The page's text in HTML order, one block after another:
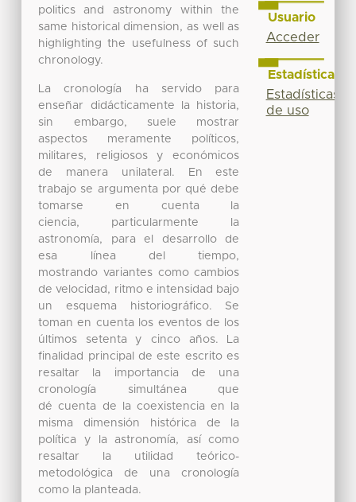
politics and astronomy within the
same historical dimension, as well as
highlighting the usefulness of such
chronology.
La cronología ha servido para
enseñar didácticamente la historia,
sin embargo, suele mostrar
aspectos meramente políticos,
militares, religiosos y económicos
de manera unilateral. En este
trabajo se argumenta por qué debe
tomarse en cuenta la
ciencia, particularmente la
astronomía, para el desarrollo de
esa línea del tiempo,
mostrando variantes como cambios
de velocidad, ritmo e intensidad bajo
un esquema historiográfico. Se
toman en cuenta los eventos de los
últimos setenta y cinco años. La
finalidad principal de este escrito es
resaltar la importancia de una
cronología simultánea que
dé cuenta de la coexistencia en la
misma dimensión histórica de la
política y la astronomía, así como
resaltar la utilidad teórico-
metodológica de una cronología
como la planteada.
Usuario
Acceder
Estadísticas
Estadísticas
de uso